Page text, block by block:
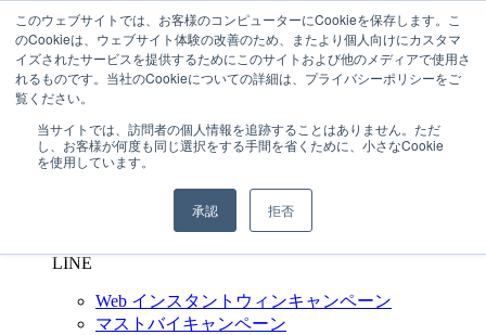
このウェブサイトでは、お客様のコンピューターにCookieを保存します。こ
のCookieは、ウェブサイト体験の改善のため、またより個人向けにカスタマ
イズされたサービスを提供するためにこのサイトおよび他のメディアで使用さ
れるものです。当社のCookieについての詳細は、プライバシーポリシーをご
覧ください。
当サイトでは、訪問者の個人情報を追跡することはありません。ただ
し、お客様が何度も同じ選択をする手間を省くために、小さなCookie
を使用しています。
承認 拒否
03-6272-6480 問い合わせする
SNS キャンペーン支援 Shuttlerock BBF
インスタントウィンキャンペーン
マイレージキャンペーン
マストバイキャンペーン
LINE
Web インスタントウィンキャンペーン
マストバイキャンペーン